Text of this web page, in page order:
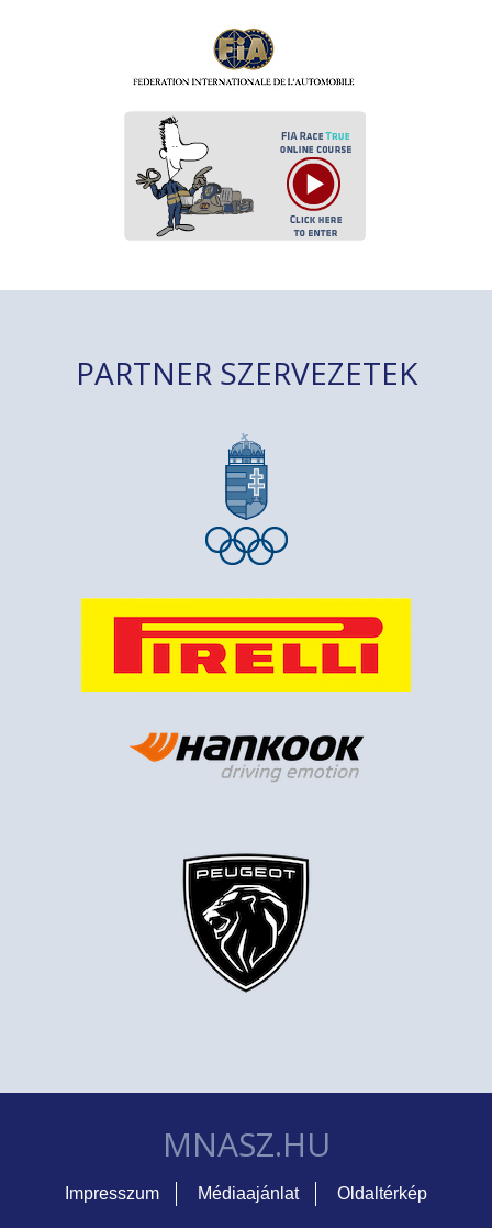
PARTNER SZERVEZETEK
MNASZ.HU
Impresszum Médiaajánlat Oldaltérkép